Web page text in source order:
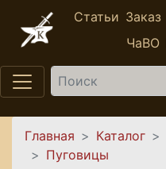
Перейти к основному
Статьи Заказ
ЧаВО
Найти
Вы здесь
Главная Каталог
Пуговицы